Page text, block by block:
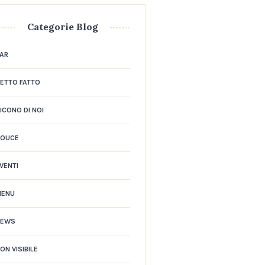
Categorie Blog
FATTO
DI NOI
VISIBILE